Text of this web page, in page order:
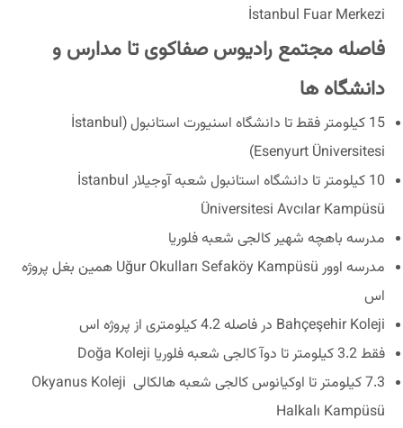
İstanbul Fuar Merkezi
فاصله مجتمع رادیوس صفاکوی تا مدارس و
دانشگاه ها
15 کیلومتر فقط تا دانشگاه اسنیورت استانبول (İstanbul
Esenyurt Üniversitesi)
10 کیلومتر تا دانشگاه استانبول شعبه آوجیلار İstanbul
Üniversitesi Avcılar Kampüsü
مدرسه باهچه شهیر کالجی شعبه فلوریا
مدرسه اوور Uğur Okulları Sefaköy Kampüsü همین بغل پروژه
اس
Bahçeşehir Koleji در فاصله 4.2 کیلومتری از پروژه اس
فقط 3.2 کیلومتر تا دوآ کالجی شعبه فلوریا Doğa Koleji
7.3 کیلومتر تا اوکیانوس کالجی شعبه هالکالی Okyanus Koleji
Halkalı Kampüsü